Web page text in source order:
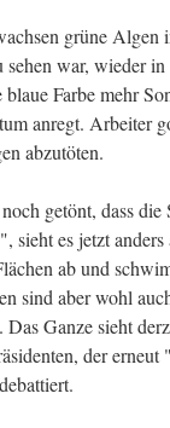
grüne Algen
war, wieder
Farbe mehr
anregt. Arbeiter
abzutöten.
getönt, dass
sieht es jetzt
ab und
sind aber wohl
Ganze sieht
der